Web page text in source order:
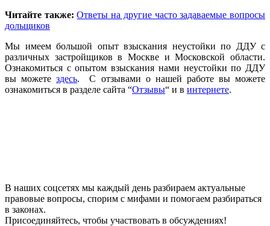
Читайте также: Ответы на другие часто задаваемые вопросы
дольщиков
Мы имеем большой опыт взыскания неустойки по ДДУ с
различных застройщиков в Москве и Московской области.
Ознакомиться с опытом взыскания нами неустойки по ДДУ
вы можетездесь. С отзывами о нашей работе вы можете
ознакомиться в разделе сайта “Отзывы“ и в интернете.
В наших соцсетях мы каждый день разбираем актуальные
правовые вопросы, спорим с мифами и помогаем разбираться
в законах.
Присоединяйтесь, чтобы участвовать в обсуждениях!